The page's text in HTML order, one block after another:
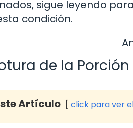
sigue leyendo
condición.
de la
Artículo click para ver